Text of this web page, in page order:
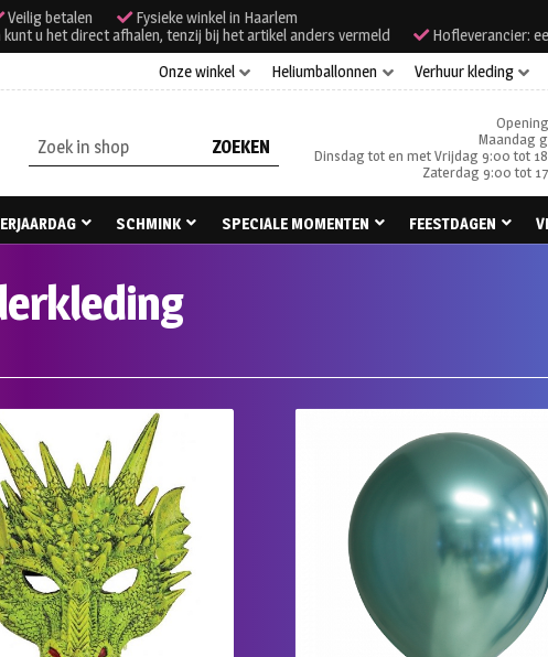
Veilig betalen
Fysieke winkel in Haarlem
u het direct afhalen, tenzij bij het artikel anders vermeld
Hofleverancier:
Onze winkel
Heliumballonnen Verhuur kleding
Zoeken
naar:
Maandag
Dinsdag tot en met Vrijdag 9:00 tot
Zaterdag 9:00 tot
SCHMINK SPECIALE MOMENTEN FEESTDAGEN